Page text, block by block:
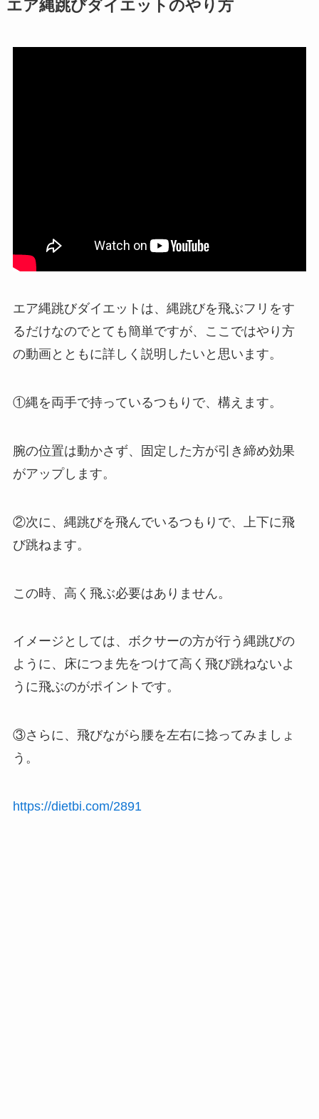
エア縄跳びダイエットのやり方
エア縄跳びダイエットは、縄跳びを飛ぶフリをす
るだけなのでとても簡単ですが、ここではやり方
の動画とともに詳しく説明したいと思います。
①縄を両手で持っているつもりで、構えます。
腕の位置は動かさず、固定した方が引き締め効果
がアップします。
②次に、縄跳びを飛んでいるつもりで、上下に飛
び跳ねます。
この時、高く飛ぶ必要はありません。
イメージとしては、ボクサーの方が行う縄跳びの
ように、床につま先をつけて高く飛び跳ねないよ
うに飛ぶのがポイントです。
③さらに、飛びながら腰を左右に捻ってみましょ
う。
https://dietbi.com/2891